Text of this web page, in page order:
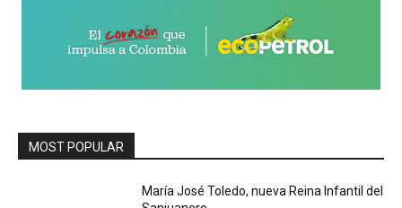
MOST POPULAR
María José Toledo, nueva Reina Infantil del